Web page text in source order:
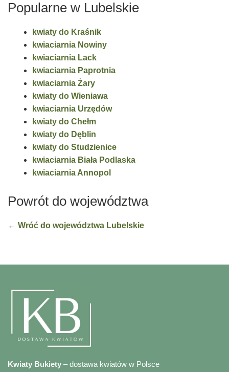
Popularne w Lubelskie
kwiaty do Kraśnik
kwiaciarnia Nowiny
kwiaciarnia Lack
kwiaciarnia Paprotnia
kwiaciarnia Żary
kwiaty do Wieniawa
kwiaciarnia Urzędów
kwiaty do Chełm
kwiaty do Dęblin
kwiaty do Studzienice
kwiaciarnia Biała Podlaska
kwiaciarnia Annopol
Powrót do województwa
← Wróć do województwa Lubelskie
Kwiaty Bukiety – dostawa kwiatów w Polsce